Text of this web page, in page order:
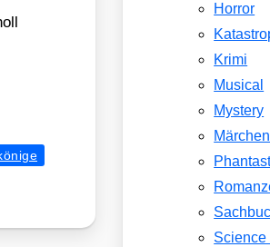
Horror
Krimi
Musical
Mystery
Märchen
Science